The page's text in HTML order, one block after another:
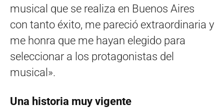
musical que se realiza en Buenos Aires
con tanto éxito, me pareció extraordinaria y
me honra que me hayan elegido para
seleccionar a los protagonistas del
musical».
Una historia muy vigente